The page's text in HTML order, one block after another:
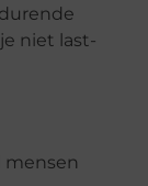
niet last-
mensen